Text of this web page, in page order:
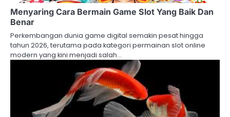
Menyaring Cara Bermain Game Slot Yang Baik Dan
Benar
Perkembangan dunia game digital semakin pesat hingga
tahun 2026, terutama pada kategori permainan slot online
modern yang kini menjadi salah…